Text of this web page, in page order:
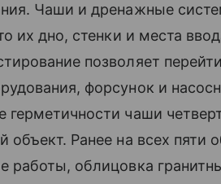
Чаши и дренажные
их дно, стенки и места
позволяет
форсунок и
герметичности чаши
объект. Ранее на всех
работы, облицовка